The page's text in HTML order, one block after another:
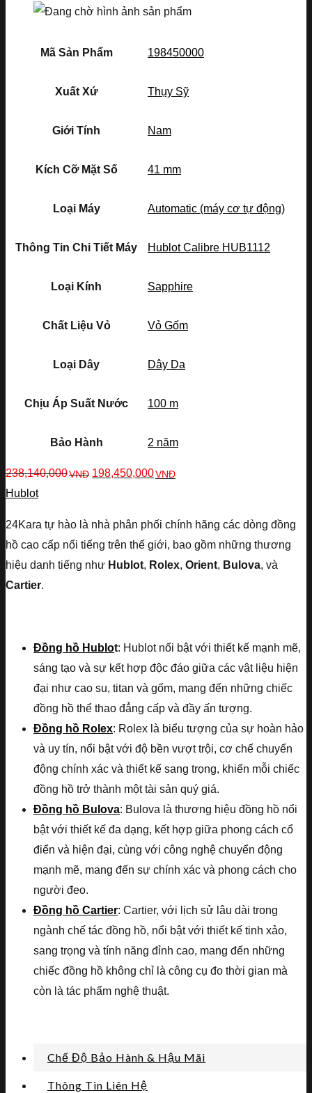
Mã Sản Phẩm 198450000
Xuất Xứ Thụy Sỹ
Giới Tính Nam
Kích Cỡ Mặt Số 41 mm
Loại Máy Automatic (máy cơ tự động)
Thông Tin Chi Tiết Máy Hublot Calibre HUB1112
Loại Kính Sapphire
Chất Liệu Vỏ Vỏ Gốm
Loại Dây Dây Da
Chịu Áp Suất Nước 100 m
Bảo Hành 2 năm
238,140,000VNĐ 198,450,000VNĐ
Hublot
24Kara tự hào là nhà phân phối chính hãng các dòng đồng
hồ cao cấp nổi tiếng trên thế giới, bao gồm những thương
hiệu danh tiếng như Hublot, Rolex, Orient, Bulova, và
Cartier.
Đồng hồ Hublot: Hublot nổi bật với thiết kế mạnh mẽ,
sáng tạo và sự kết hợp độc đáo giữa các vật liệu hiện
đại như cao su, titan và gốm, mang đến những chiếc
đồng hồ thể thao đẳng cấp và đầy ấn tượng.
Đồng hồ Rolex: Rolex là biểu tượng của sự hoàn hảo
và uy tín, nổi bật với độ bền vượt trội, cơ chế chuyển
động chính xác và thiết kế sang trọng, khiến mỗi chiếc
đồng hồ trở thành một tài sản quý giá.
Đồng hồ Bulova: Bulova là thương hiệu đồng hồ nổi
bật với thiết kế đa dạng, kết hợp giữa phong cách cổ
điển và hiện đại, cùng với công nghệ chuyển động
mạnh mẽ, mang đến sự chính xác và phong cách cho
người đeo.
Đồng hồ Cartier: Cartier, với lịch sử lâu dài trong
ngành chế tác đồng hồ, nổi bật với thiết kế tinh xảo,
sang trọng và tính năng đỉnh cao, mang đến những
chiếc đồng hồ không chỉ là công cụ đo thời gian mà
còn là tác phẩm nghệ thuật.
Chế Độ Bảo Hành & Hậu Mãi
Thông Tin Liên Hệ